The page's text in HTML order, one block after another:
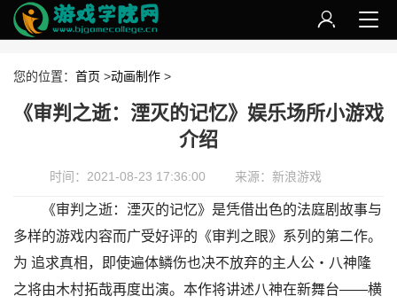
您的位置： 首页 >动画制作 >
《审判之逝：湮灭的记忆》娱乐场所小游戏
介绍
时间：2021-08-23 17:36:00 来源：新浪游戏
《审判之逝：湮灭的记忆》是凭借出色的法庭剧故事与
多样的游戏内容而广受好评的《审判之眼》系列的第二作。
为 追求真相，即使遍体鳞伤也决不放弃的主人公・八神隆
之将由木村拓哉再度出演。本作将讲述八神在新舞台——横